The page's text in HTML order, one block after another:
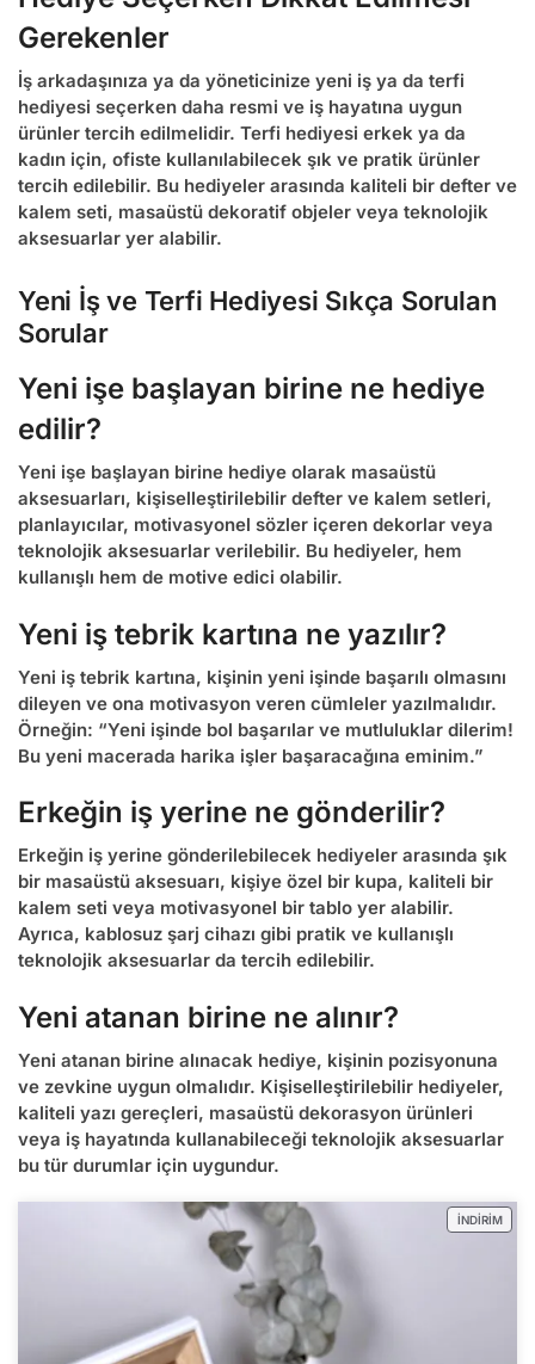
Gerekenler
İş arkadaşınıza ya da yöneticinize yeni iş ya da terfi
hediyesi seçerken daha resmi ve iş hayatına uygun
ürünler tercih edilmelidir. Terfi hediyesi erkek ya da
kadın için, ofiste kullanılabilecek şık ve pratik ürünler
tercih edilebilir. Bu hediyeler arasında kaliteli bir defter ve
kalem seti, masaüstü dekoratif objeler veya teknolojik
aksesuarlar yer alabilir.
Yeni İş ve Terfi Hediyesi Sıkça Sorulan
Sorular
Yeni işe başlayan birine ne hediye
edilir?
Yeni işe başlayan birine hediye olarak masaüstü
aksesuarları, kişiselleştirilebilir defter ve kalem setleri,
planlayıcılar, motivasyonel sözler içeren dekorlar veya
teknolojik aksesuarlar verilebilir. Bu hediyeler, hem
kullanışlı hem de motive edici olabilir.
Yeni iş tebrik kartına ne yazılır?
Yeni iş tebrik kartına, kişinin yeni işinde başarılı olmasını
dileyen ve ona motivasyon veren cümleler yazılmalıdır.
Örneğin: “Yeni işinde bol başarılar ve mutluluklar dilerim!
Bu yeni macerada harika işler başaracağına eminim.”
Erkeğin iş yerine ne gönderilir?
Erkeğin iş yerine gönderilebilecek hediyeler arasında şık
bir masaüstü aksesuarı, kişiye özel bir kupa, kaliteli bir
kalem seti veya motivasyonel bir tablo yer alabilir.
Ayrıca, kablosuz şarj cihazı gibi pratik ve kullanışlı
teknolojik aksesuarlar da tercih edilebilir.
Yeni atanan birine ne alınır?
Yeni atanan birine alınacak hediye, kişinin pozisyonuna
ve zevkine uygun olmalıdır. Kişiselleştirilebilir hediyeler,
kaliteli yazı gereçleri, masaüstü dekorasyon ürünleri
veya iş hayatında kullanabileceği teknolojik aksesuarlar
bu tür durumlar için uygundur.
İNDIRIM